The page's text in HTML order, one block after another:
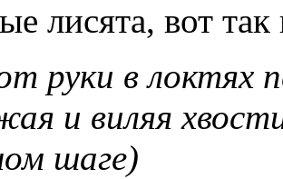
лисята, вот
руки в локтях
и виляя
шаге)